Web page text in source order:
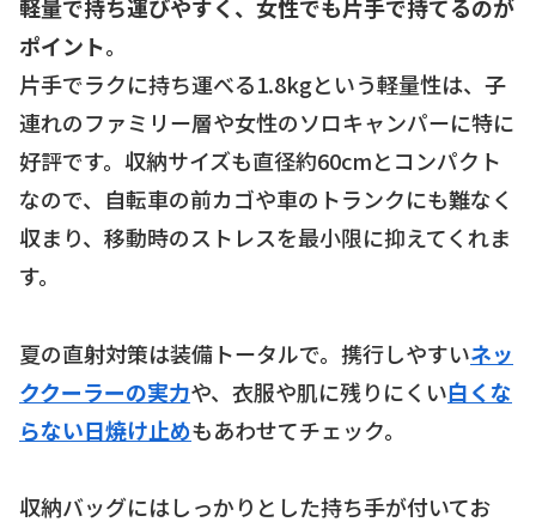
軽量で持ち運びやすく、女性でも片手で持てるのが
ポイント。
片手でラクに持ち運べる1.8kgという軽量性は、子
連れのファミリー層や女性のソロキャンパーに特に
好評です。収納サイズも直径約60cmとコンパクト
なので、自転車の前カゴや車のトランクにも難なく
収まり、移動時のストレスを最小限に抑えてくれま
す。
夏の直射対策は装備トータルで。携行しやすいネッ
ククーラーの実力や、衣服や肌に残りにくい白くな
らない日焼け止めもあわせてチェック。
収納バッグにはしっかりとした持ち手が付いてお